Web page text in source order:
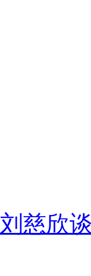
刘慈欣